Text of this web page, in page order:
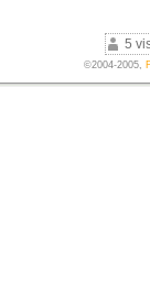
5
©2004-2005,